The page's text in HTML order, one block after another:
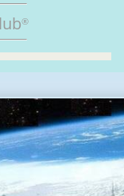
®